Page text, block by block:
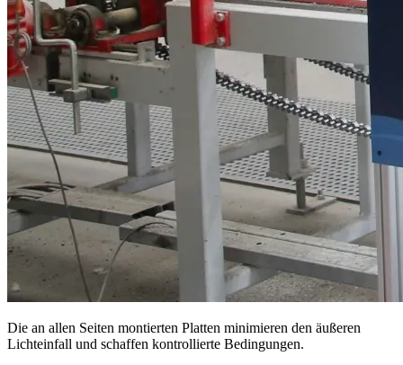
Die an allen Seiten montierten Platten minimieren den äußeren
Lichteinfall und schaffen kontrollierte Bedingungen.